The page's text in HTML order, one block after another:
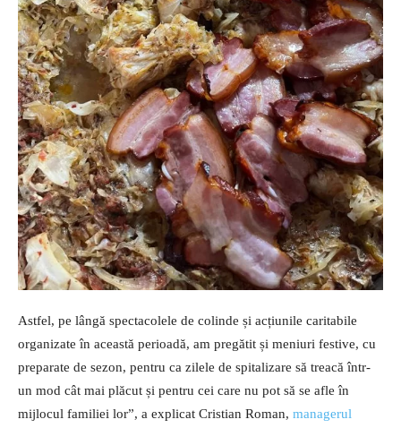
Astfel, pe lângă spectacolele de colinde și acțiunile caritabile
organizate în această perioadă, am pregătit și meniuri festive, cu
preparate de sezon, pentru ca zilele de spitalizare să treacă într-
un mod cât mai plăcut și pentru cei care nu pot să se afle în
mijlocul familiei lor”, a explicat Cristian Roman, managerul